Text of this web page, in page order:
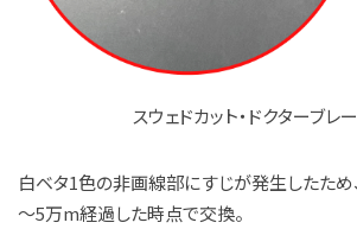
スウェドカット・ドクターブレ
白ベタ1色の非画線部にすじが発生したた
～5万m経過した時点で交換。